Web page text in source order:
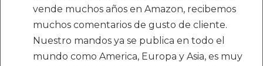
vende muchos años en Amazon, recibemos
muchos comentarios de gusto de cliente.
Nuestro mandos ya se publica en todo el
mundo como America, Europa y Asia, es muy